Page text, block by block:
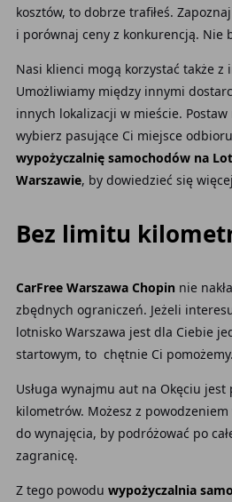
kosztów, to dobrze trafiłeś.
i porównaj ceny z konkurencją. Nie
Nasi klienci mogą korzystać także
Umożliwiamy między innymi
innych lokalizacji w mieście. Postaw
wybierz pasujące Ci miejsce
wypożyczalnię samochodów na
Warszawie, by dowiedzieć się
Bez limitu
CarFree Warszawa Chopin nie
zbędnych ograniczeń. Jeżeli
lotnisko Warszawa jest dla Ciebie
startowym, to chętnie Ci pomożemy.
Usługa wynajmu aut na Okęciu
kilometrów. Możesz z
do wynajęcia, by podróżować po
zagranicę.
Z tego powodu wypożyczalnia